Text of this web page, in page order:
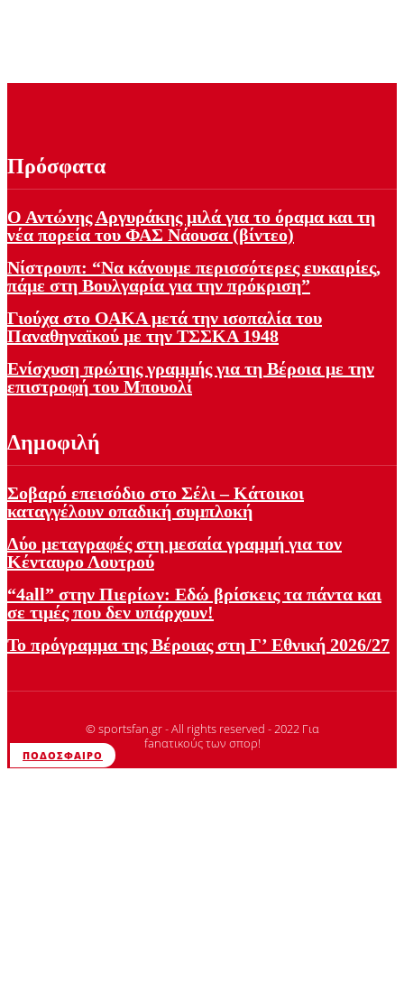
ΠΟΔΌΣΦΑΙΡΟ
Πρόσφατα
Ο Αντώνης Αργυράκης μιλά για το όραμα και τη
νέα πορεία του ΦΑΣ Νάουσα (βίντεο)
Νίστρουπ: “Να κάνουμε περισσότερες ευκαιρίες,
πάμε στη Βουλγαρία για την πρόκριση”
Γιούχα στο ΟΑΚΑ μετά την ισοπαλία του
Παναθηναϊκού με την ΤΣΣΚΑ 1948
Ενίσχυση πρώτης γραμμής για τη Βέροια με την
επιστροφή του Μπουολί
Δημοφιλή
Σοβαρό επεισόδιο στο Σέλι – Κάτοικοι
καταγγέλουν οπαδική συμπλοκή
Δύο μεταγραφές στη μεσαία γραμμή για τον
Κένταυρο Λουτρού
“4all” στην Πιερίων: Εδώ βρίσκεις τα πάντα και
σε τιμές που δεν υπάρχουν!
Το πρόγραμμα της Βέροιας στη Γ’ Εθνική 2026/27
© sportsfan.gr - All rights reserved - 2022 Για
fanατικούς των σπορ!